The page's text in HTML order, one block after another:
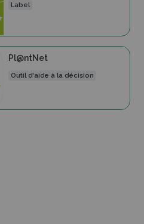
Label
Pl@ntNet
Outil d'aide à la décision